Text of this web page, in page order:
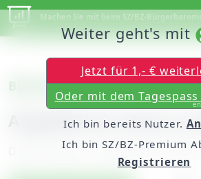
Machen Sie mit beim SZ/BZ-
Böblingen
Angefahren ohne zu
Donnerstag, 13. September 2007,
Weiter geht's mit
Jetzt für 1,- €
Oder mit dem
Ich bin bereits Nutzer.
Ich bin SZ/BZ-Premium
Registrieren